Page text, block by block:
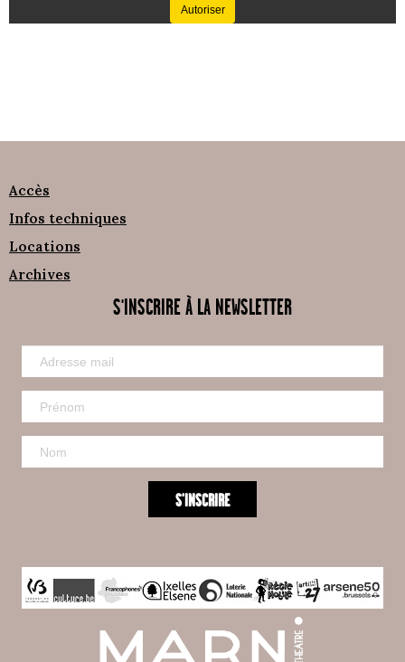
Autoriser
Accès
Infos techniques
Locations
Archives
S'INSCRIRE À LA NEWSLETTER